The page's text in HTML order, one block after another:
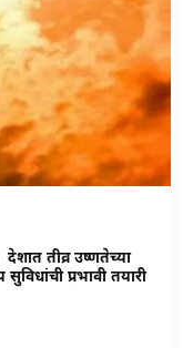
तीव्र उष्णतेच्या
प्रभावी तयारी